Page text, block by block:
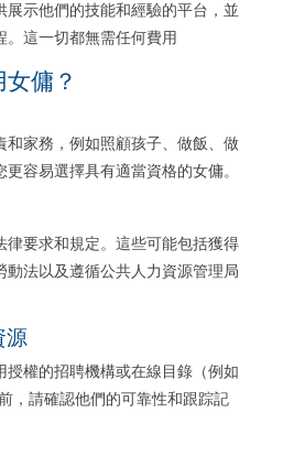
示他們的技能和經驗的平台，並
這一切都無需任何費用
傭？
和家務，例如照顧孩子、做飯、做
容易選擇具有適當資格的女傭。
律要求和規定。這些可能包括獲得
法以及遵循公共人力資源管理局
源
權的招聘機構或在線目錄（例如
，請確認他們的可靠性和跟踪記